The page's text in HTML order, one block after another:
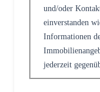
und/oder
einverstanden
Informationen
jederzeit